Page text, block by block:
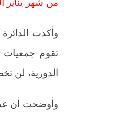
من شهر يناير
وأكدت
تقوم جمعيات
الدورية، لن
وأوضحت أن